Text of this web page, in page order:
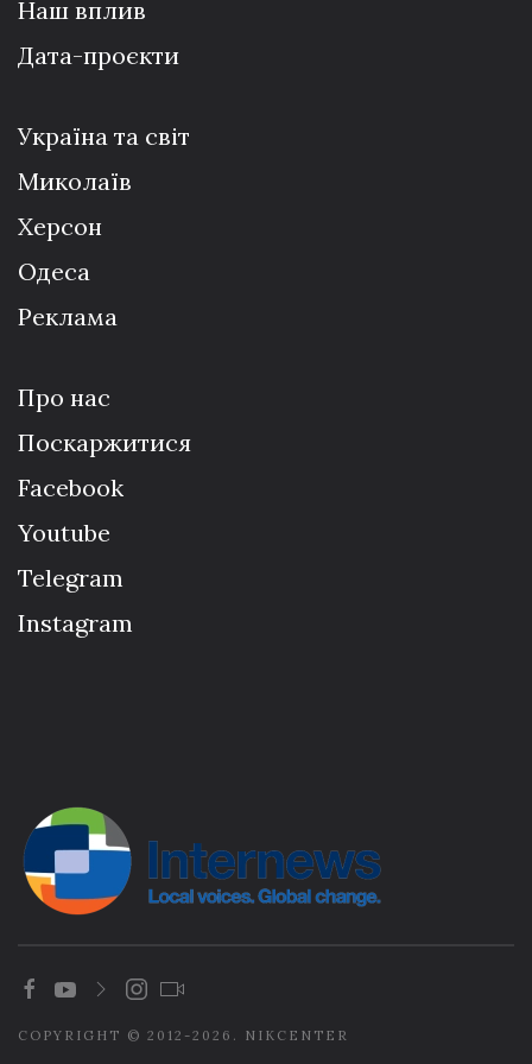
Наш вплив
Дата-проєкти
Україна та світ
Миколаїв
Херсон
Одеса
Реклама
Про нас
Поскаржитися
Facebook
Youtube
Telegram
Instagram
COPYRIGHT © 2012-2026. NIKCENTER